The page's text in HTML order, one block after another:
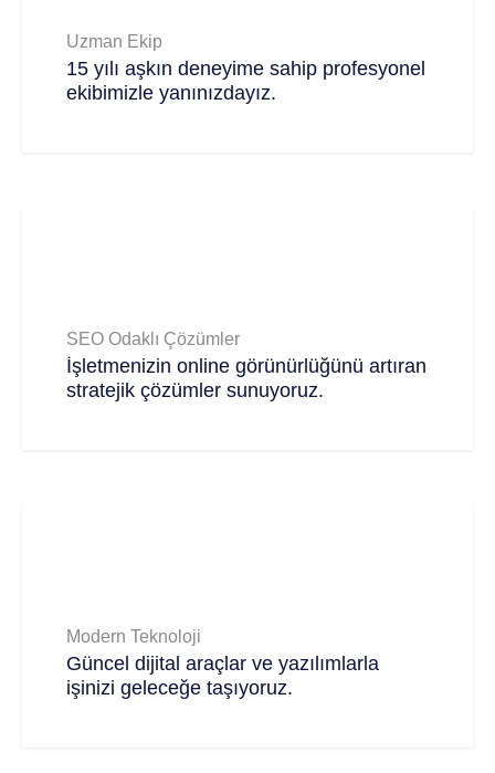
Uzman Ekip
15 yılı aşkın deneyime sahip profesyonel
ekibimizle yanınızdayız.
SEO Odaklı Çözümler
İşletmenizin online görünürlüğünü artıran
stratejik çözümler sunuyoruz.
Modern Teknoloji
Güncel dijital araçlar ve yazılımlarla
işinizi geleceğe taşıyoruz.